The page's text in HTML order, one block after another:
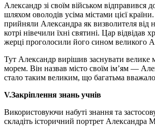
Александр зі своїм військом відправився
шляхом оволодів усіма містами цієї
прийняли Александра як визволителя від
котрі нівечили їхні святині. Цар відвідав
жерці проголосили його сином великого
Тут Александр вирішив заснувати велике
морем. Він назвав місто своїм ім’ям —
стало таким великим, що багатьма
V.Закріплення знань учнів
Використовуючи набуті знання та
складіть історичний портрет Александра